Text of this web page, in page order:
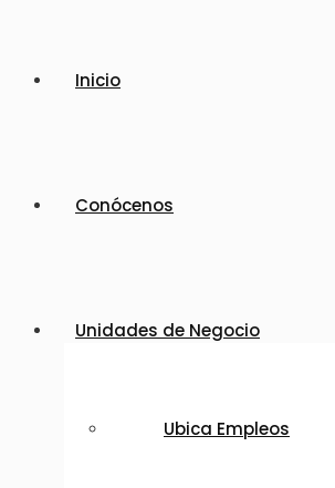
Inicio
Conócenos
Unidades de Negocio
Ubica Empleos